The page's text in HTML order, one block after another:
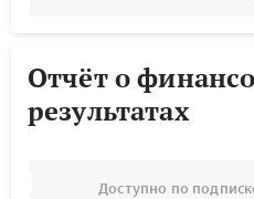
Отчёт о
результатах
Доступно по